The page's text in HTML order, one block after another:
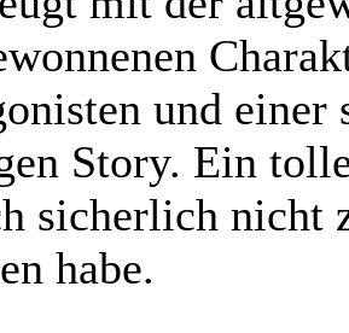
und einer
Story. Ein
sicherlich nicht
habe.